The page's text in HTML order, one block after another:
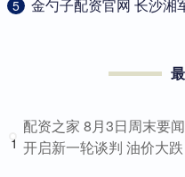
5 金勺子配资官网 长沙湘
1
配资之家 8月3日周末要
开启新一轮谈判 油价大